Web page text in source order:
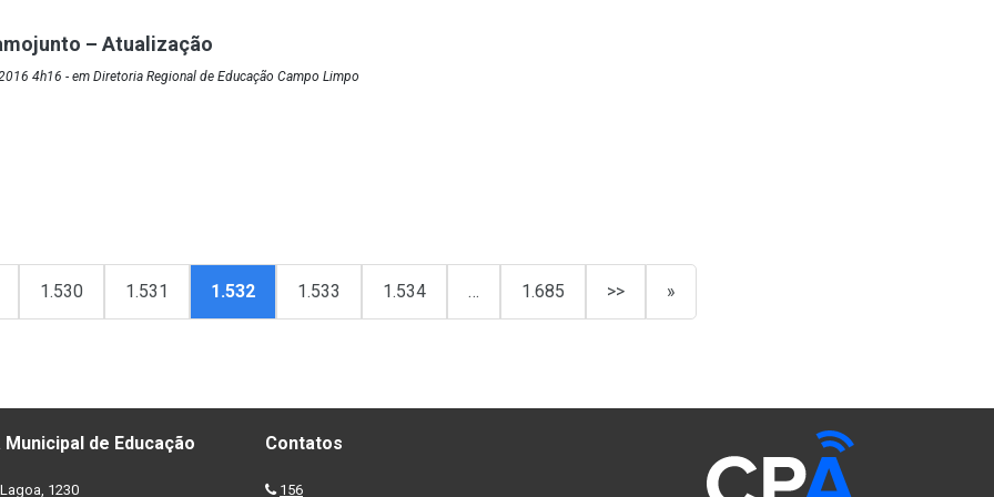
– Atualização
4h16 - em Diretoria Regional de Educação Campo Limpo
1.530 1.531 1.532 1.533 1.534 … 1.685 >> »
de Educação
1230
Contatos
156